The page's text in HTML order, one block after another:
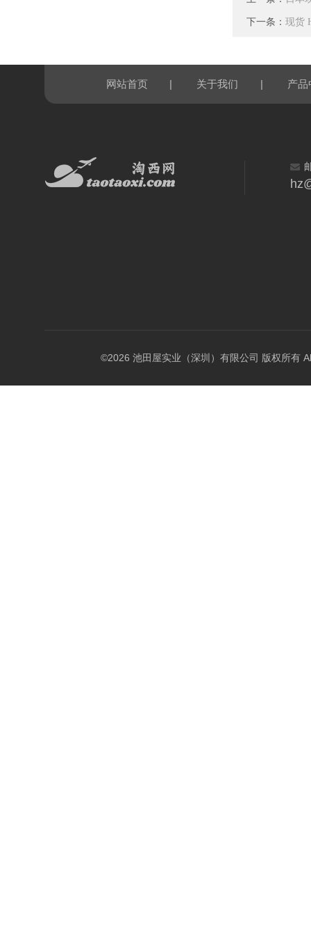
下一条： 现货
网站首页 | 关于我们 | 产品
©2026 池田屋实业（深圳）有限公司 版权所有